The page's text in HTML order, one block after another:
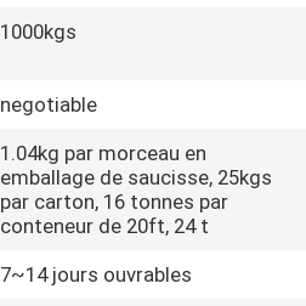
1000kgs
negotiable
1.04kg par morceau en
emballage de saucisse, 25kgs
par carton, 16 tonnes par
conteneur de 20ft, 24 t
7~14 jours ouvrables